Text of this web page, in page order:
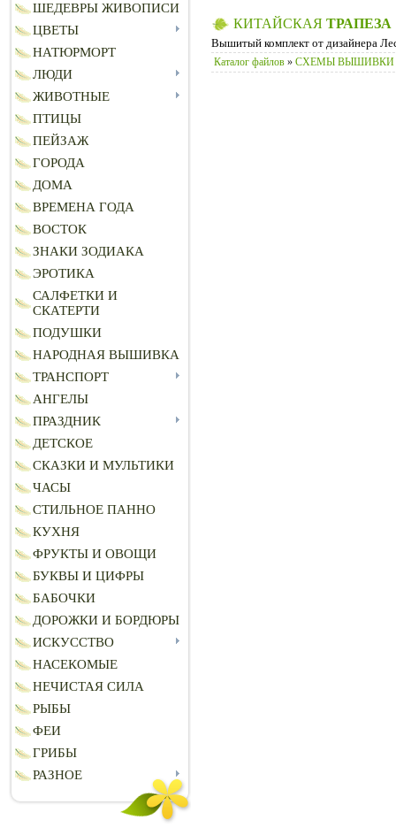
ШЕДЕВРЫ ЖИВОПИСИ
ЦВЕТЫ
НАТЮРМОРТ
ЛЮДИ
ЖИВОТНЫЕ
ПТИЦЫ
ПЕЙЗАЖ
ГОРОДА
ДОМА
ВРЕМЕНА ГОДА
ВОСТОК
ЗНАКИ ЗОДИАКА
ЭРОТИКА
САЛФЕТКИ И
СКАТЕРТИ
ПОДУШКИ
НАРОДНАЯ ВЫШИВКА
ТРАНСПОРТ
АНГЕЛЫ
ПРАЗДНИК
ДЕТСКОЕ
СКАЗКИ И МУЛЬТИКИ
ЧАСЫ
СТИЛЬНОЕ ПАННО
КУХНЯ
ФРУКТЫ И ОВОЩИ
БУКВЫ И ЦИФРЫ
БАБОЧКИ
ДОРОЖКИ И БОРДЮРЫ
ИСКУССТВО
НАСЕКОМЫЕ
НЕЧИСТАЯ СИЛА
РЫБЫ
ФЕИ
ГРИБЫ
РАЗНОЕ
КИТАЙСКАЯ ТРАПЕЗА
Вышитый комплект от дизайнера
Каталог файлов » СХЕМЫ ВЫШИВКИ